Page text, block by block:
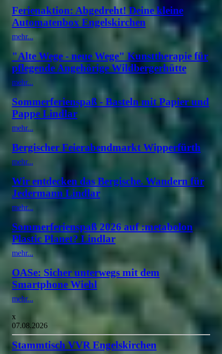
Ferienaktion: Abgedreht! Deine kleine
Automatenbox Engelskirchen
mehr...
"Alte Wege - neue Wege" Kunsttherapie für
pflegende Angehörige Wildbergerhütte
mehr...
Sommerferienspaß - Basteln mit Papier und
Pappe Lindlar
mehr...
Bergischer Feierabendmarkt Wipperfürth
mehr...
Wir entdecken das Bergische. Wandern für
Jedermann Lindlar
mehr...
Sommerferienspaß 2026 auf :metabolon
Plastic Planet? Lindlar
mehr...
OASe: Sicher unterwegs mit dem
Smartphone Wiehl
mehr...
x
07.08.2026
Stammtisch VVR Engelskirchen